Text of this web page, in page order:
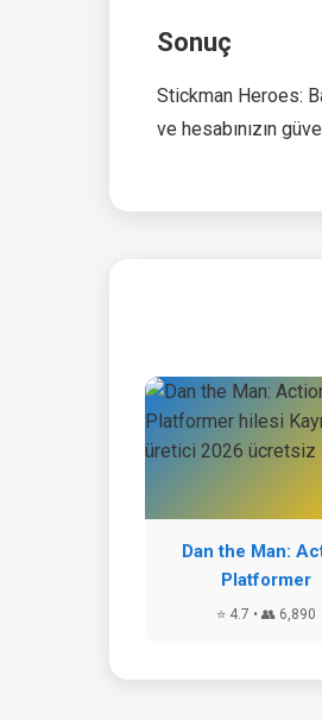
Sonuç
Stickman Heroes:
ve hesabınızın
Dan the Man:
Platformer
⭐ 4.7 • 👥 6,890